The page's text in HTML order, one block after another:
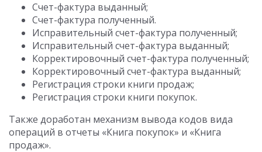
Счет-фактура выданный;
Счет-фактура полученный.
Исправительный счет-фактура полученный;
Исправительный счет-фактура выданный;
Корректировочный счет-фактура полученный;
Корректировочный счет-фактура выданный;
Регистрация строки книги продаж;
Регистрация строки книги покупок.
Также доработан механизм вывода кодов вида
операций в отчеты «Книга покупок» и «Книга
продаж».